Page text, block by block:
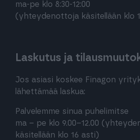
ma-pe klo 8:30-12:00
(yhteydenottoja käsitellään klo
Laskutus ja
Jos asiasi koskee Finagon
lähettämää laskua:
Palvelemme sinua puhelimitse
ma – pe klo 9.00–12.00
käsitellään klo 16 asti)